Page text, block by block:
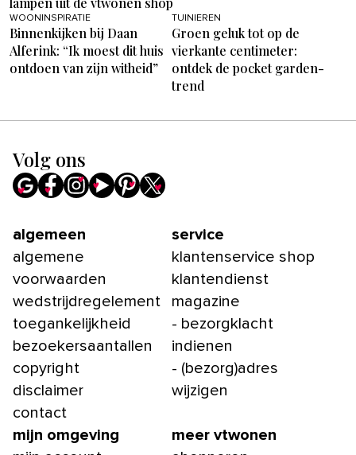
WOONINSPIRATIE
Binnenkijken bij Daan
Alferink: “Ik moest dit huis
ontdoen van zijn witheid”
TUINIEREN
Groen geluk tot op de
vierkante centimeter:
ontdek de pocket garden-
trend
Volg ons
algemeen
algemene
voorwaarden
wedstrijdregelement
toegankelijkheid
bezoekersaantallen
copyright
disclaimer
contact
service
klantenservice shop
klantendienst
magazine
- bezorgklacht
indienen
- (bezorg)adres
wijzigen
mijn omgeving
meer vtwonen